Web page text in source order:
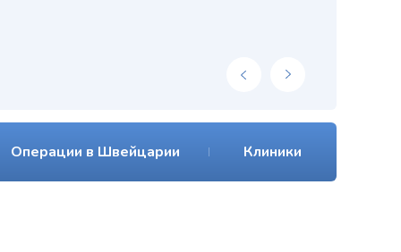
Операции в Швейцарии Клиники